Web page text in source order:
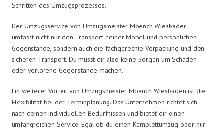
Schritten des Umzugsprozesses.
Der Umzugsservice von Umzugsmeister Moench Wiesbaden
umfasst nicht nur den Transport deiner Möbel und persönlichen
Gegenstände, sondern auch die fachgerechte Verpackung und den
sicheren Transport. Du musst dir also keine Sorgen um Schäden
oder verlorene Gegenstände machen.
Ein weiterer Vorteil von Umzugsmeister Moench Wiesbaden ist die
Flexibilität bei der Terminplanung. Das Unternehmen richtet sich
nach deinen individuellen Bedürfnissen und bietet dir einen
umfangreichen Service. Egal ob du einen Komplettumzug oder nur